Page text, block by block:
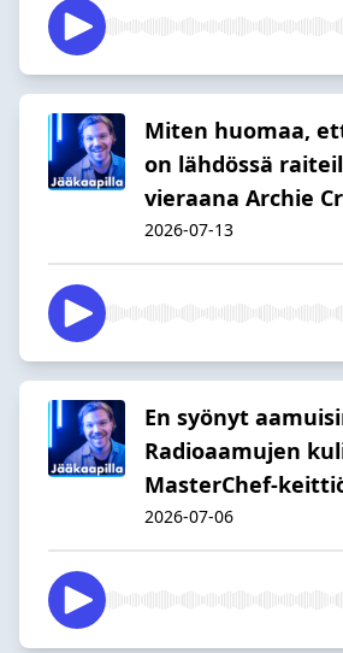
Miten huomaa,
on lähdössä
vieraana Archie
2026-07-13
En syönyt
Radioaamujen
MasterChef-
2026-07-06